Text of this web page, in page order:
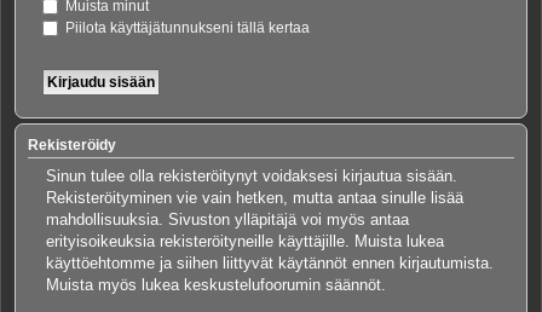
Muista minut
Piilota käyttäjätunnukseni tällä kertaa
Rekisteröidy
Sinun tulee olla rekisteröitynyt voidaksesi kirjautua sisään.
Rekisteröityminen vie vain hetken, mutta antaa sinulle lisää
mahdollisuuksia. Sivuston ylläpitäjä voi myös antaa
erityisoikeuksia rekisteröityneille käyttäjille. Muista lukea
käyttöehtomme ja siihen liittyvät käytännöt ennen kirjautumista.
Muista myös lukea keskustelufoorumin säännöt.